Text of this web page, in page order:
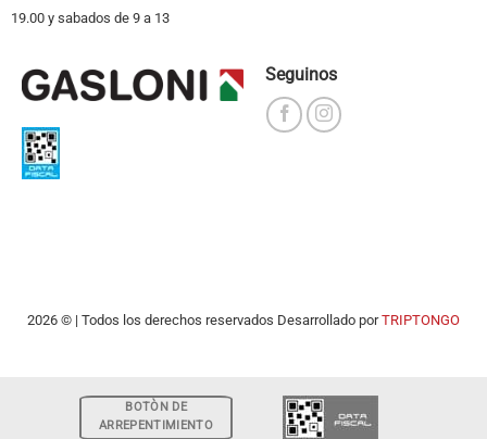
19.00 y sabados de 9 a 13
Seguinos
2026 © | Todos los derechos reservados Desarrollado porTRIPTONGO
BOTÒN DE
ARREPENTIMIENTO